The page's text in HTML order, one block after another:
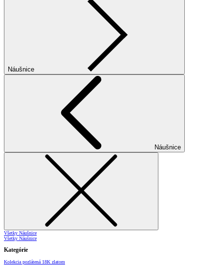
Náušnice
Náušnice
Všetky Náušnice
Všetky Náušnice
Kategórie
Kolekcia pozlátená 18K zlatom